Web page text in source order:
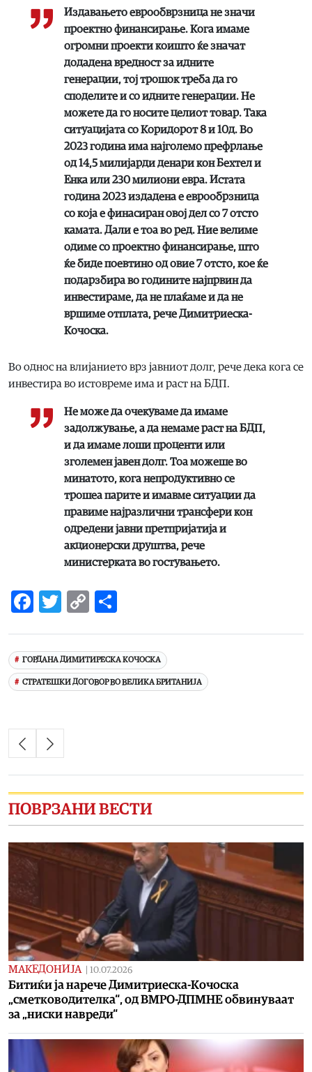
Издавањето еврообврзница не значи
проектно финансирање. Кога имаме
огромни проекти коишто ќе значат
додадена вредност за идните
генерации, тој трошок треба да го
споделите и со идните генерации. Не
можете да го носите целиот товар. Така
ситуацијата со Коридорот 8 и 10д. Во
2023 година има најголемо префрлање
од 14,5 милијарди денари кон Бехтел и
Енка или 230 милиони евра. Истата
година 2023 издадена е еврообрзница
со која е финасиран овој дел со 7 отсто
камата. Дали е тоа во ред. Ние велиме
одиме со проектно финансирање, што
ќе биде поевтино од овие 7 отсто, кое ќе
подарзбира во годините најпрвин да
инвестираме, да не плаќаме и да не
вршиме отплата, рече Димитриеска-
Кочоска.
Во однос на влијанието врз јавниот долг, рече дека кога се
инвестира во истовреме има и раст на БДП.
Не може да очекуваме да имаме
задолжување, а да немаме раст на БДП,
и да имаме лоши проценти или
зголемен јавен долг. Тоа можеше во
минатото, кога непродуктивно се
трошеа парите и имавме ситуации да
правиме најразлични трансфери кон
одредени јавни претпријатија и
акционерски друштва, рече
министерката во гостувањето.
Facebook
Twitter
Copy
ГОРДАНА ДИМИТИРЕСКА КОЧОСКА
СТРАТЕШКИ ДОГОВОР ВО ВЕЛИКА БРИТАНИЈА
ПОВРЗАНИ ВЕСТИ
МАКЕДОНИЈА 10.07.2026
Битиќи ја нарече Димитриеска-Кочоска
„сметководителка“, од ВМРО-ДПМНЕ обвинуваат
за „ниски навреди“